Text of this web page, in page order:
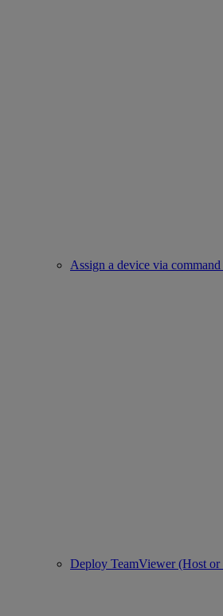
Assign a device via
Deploy TeamViewer (Host